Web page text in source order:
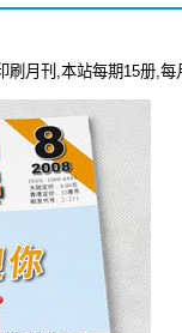
月刊,本站每期15册,